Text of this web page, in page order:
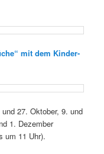
mit dem Kinder-
27. Oktober, 9. und
1. Dezember
um 11 Uhr).